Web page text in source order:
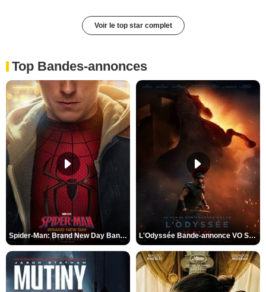
Voir le top star complet
Top Bandes-annonces
Spider-Man: Brand New Day Bande-annonce VO STFR L'Odyssée Bande-annonce VO STFR